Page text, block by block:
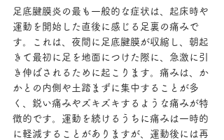
足底腱膜炎の最も一般的な症状は、起床時や
運動を開始した直後に感じる足裏の痛みで
す。これは、夜間に足底腱膜が収縮し、朝起
きて最初に足を地面につけた際に、急激に引
き伸ばされるために起こります。痛みは、か
かとの内側や土踏まずに集中することが多
く、鋭い痛みやズキズキするような痛みが特
徴的です。運動を続けるうちに痛みは一時的
に軽減することがありますが、運動後には再